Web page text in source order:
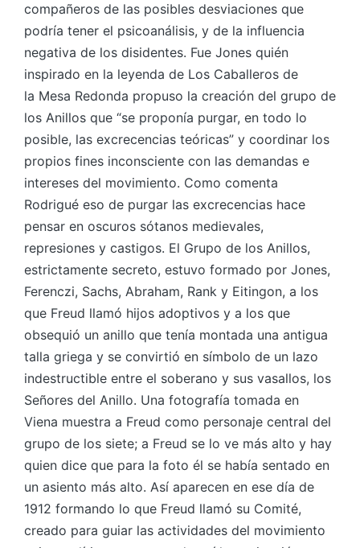
compañeros de las posibles desviaciones que
podría tener el psicoanálisis, y de la influencia
negativa de los disidentes. Fue Jones quién
inspirado en la leyenda de Los Caballeros de
la Mesa Redonda propuso la creación del grupo de
los Anillos que “se proponía purgar, en todo lo
posible, las excrecencias teóricas” y coordinar los
propios fines inconsciente con las demandas e
intereses del movimiento. Como comenta
Rodrigué eso de purgar las excrecencias hace
pensar en oscuros sótanos medievales,
represiones y castigos. El Grupo de los Anillos,
estrictamente secreto, estuvo formado por Jones,
Ferenczi, Sachs, Abraham, Rank y Eitingon, a los
que Freud llamó hijos adoptivos y a los que
obsequió un anillo que tenía montada una antigua
talla griega y se convirtió en símbolo de un lazo
indestructible entre el soberano y sus vasallos, los
Señores del Anillo. Una fotografía tomada en
Viena muestra a Freud como personaje central del
grupo de los siete; a Freud se lo ve más alto y hay
quien dice que para la foto él se había sentado en
un asiento más alto. Así aparecen en ese día de
1912 formando lo que Freud llamó su Comité,
creado para guiar las actividades del movimiento